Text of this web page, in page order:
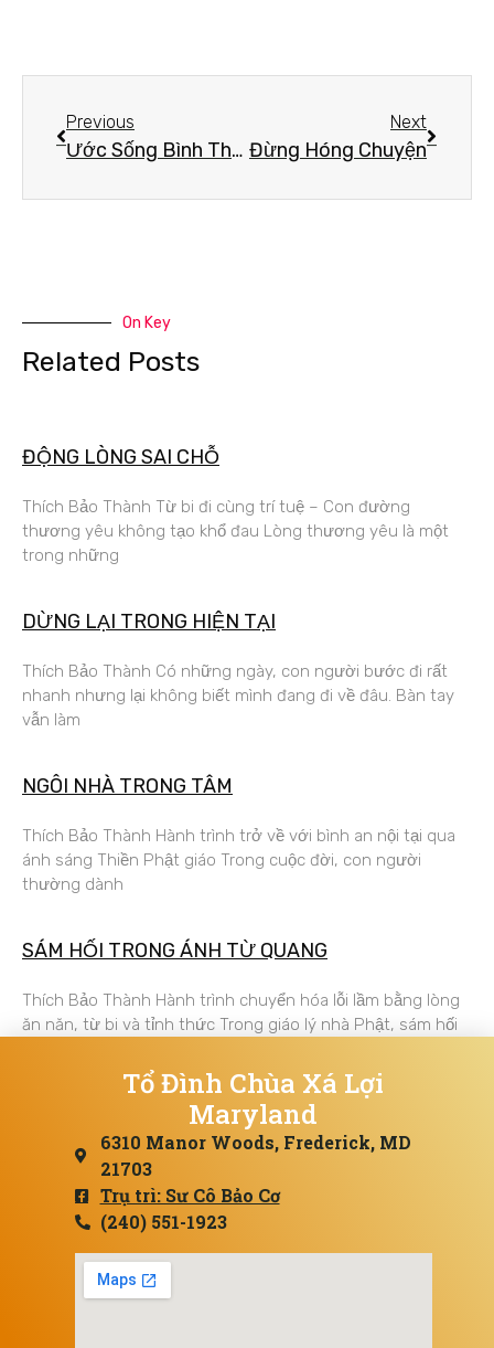
Previous
Ước Sống Bình Thường
Next
Đừng Hóng Chuyện
On Key
Related Posts
ĐỘNG LÒNG SAI CHỖ
Thích Bảo Thành Từ bi đi cùng trí tuệ – Con đường
thương yêu không tạo khổ đau Lòng thương yêu là một
trong những
DỪNG LẠI TRONG HIỆN TẠI
Thích Bảo Thành Có những ngày, con người bước đi rất
nhanh nhưng lại không biết mình đang đi về đâu. Bàn tay
vẫn làm
NGÔI NHÀ TRONG TÂM
Thích Bảo Thành Hành trình trở về với bình an nội tại qua
ánh sáng Thiền Phật giáo Trong cuộc đời, con người
thường dành
SÁM HỐI TRONG ÁNH TỪ QUANG
Thích Bảo Thành Hành trình chuyển hóa lỗi lầm bằng lòng
ăn năn, từ bi và tỉnh thức Trong giáo lý nhà Phật, sám hối
Tổ Đình Chùa Xá Lợi
Maryland
6310 Manor Woods, Frederick, MD
21703
Trụ trì: Sư Cô Bảo Cơ
(240) 551-1923